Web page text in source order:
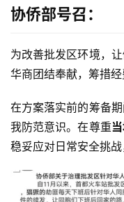
协侨部号召：
为改善批发区环境，
华商团结奉献，筹措
在方案落实前的筹备
我防范意识。在尊重
稳妥应对日常安全挑战